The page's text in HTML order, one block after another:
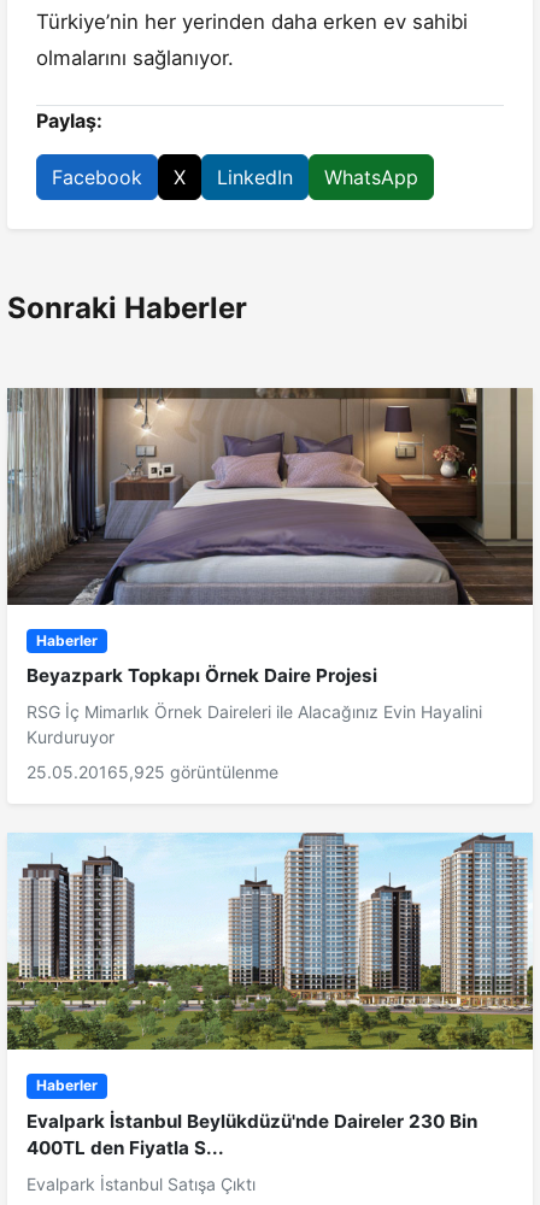
Türkiye’nin her yerinden daha erken ev sahibi
olmalarını sağlanıyor.
Paylaş:
Facebook X LinkedIn WhatsApp
Sonraki Haberler
Haberler
Beyazpark Topkapı Örnek Daire Projesi
RSG İç Mimarlık Örnek Daireleri ile Alacağınız Evin Hayalini
Kurduruyor
25.05.20165,925 görüntülenme
Haberler
Evalpark İstanbul Beylükdüzü'nde Daireler 230 Bin
400TL den Fiyatla S...
Evalpark İstanbul Satışa Çıktı